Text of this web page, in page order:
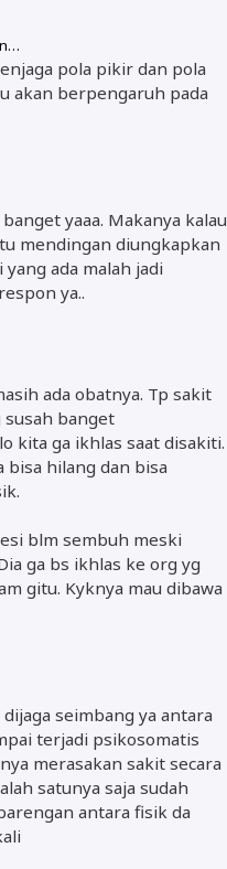
pola pikir dan pola
akan berpengaruh pada
yaaa. Makanya kalau
mendingan diungkapkan
ada malah jadi
ya..
ada obatnya. Tp sakit
susah banget
kita ga ikhlas saat disakiti.
hilang dan bisa
blm sembuh meski
ga bs ikhlas ke org yg
gitu. Kyknya mau dibawa
seimbang ya antara
terjadi psikosomatis
merasakan sakit secara
satunya saja sudah
antara fisik da